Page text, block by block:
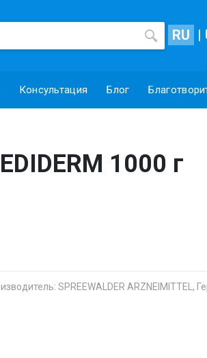
RU |
Консультация Блог
1000 г
SPREEWALDER ARZNEIMITTEL,